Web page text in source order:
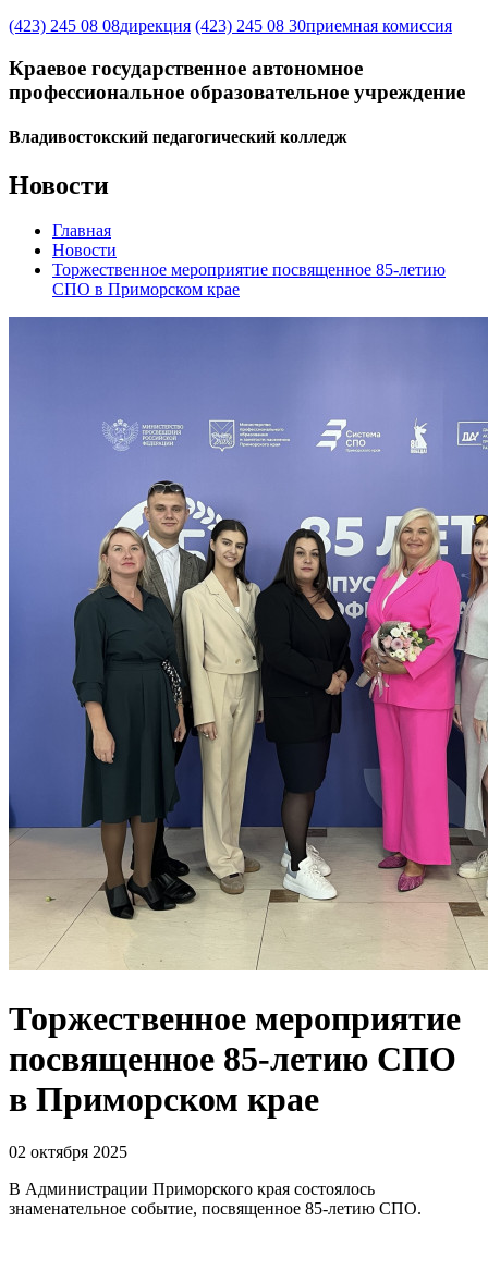
(423) 245 08 08дирекция (423) 245 08 30приемная комиссия
Краевое государственное автономное
профессиональное образовательное учреждение
Владивостокский педагогический колледж
Новости
Главная
Новости
Торжественное мероприятие посвященное 85-летию
СПО в Приморском крае
Торжественное мероприятие
посвященное 85-летию СПО
в Приморском крае
02 октября 2025
В Администрации Приморского края состоялось
знаменательное событие, посвященное 85-летию СПО.